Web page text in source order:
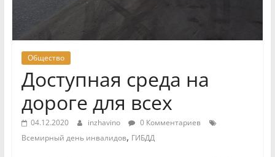
Общество
Доступная среда на
дороге для всех
04.12.2020 inzhavino
0 Комментариев
Всемирный день инвалидов, ГИБДД